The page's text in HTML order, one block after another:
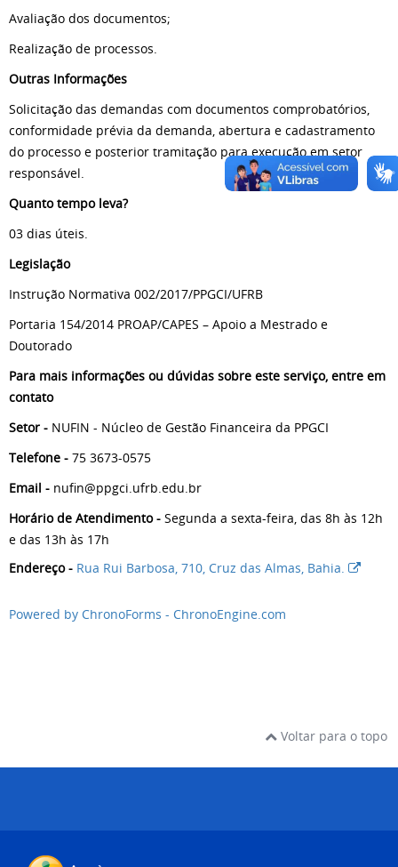
Avaliação dos documentos;
Realização de processos.
Outras Informações
Solicitação das demandas com documentos comprobatórios,
conformidade prévia da demanda, abertura e cadastramento
do processo e posterior tramitação para execução em setor
responsável.
Quanto tempo leva?
03 dias úteis.
Legislação
Instrução Normativa 002/2017/PPGCI/UFRB
Portaria 154/2014 PROAP/CAPES – Apoio a Mestrado e
Doutorado
Para mais informações ou dúvidas sobre este serviço, entre em
contato
Setor - NUFIN - Núcleo de Gestão Financeira da PPGCI
Telefone - 75 3673-0575
Email - nufin@ppgci.ufrb.edu.br
Horário de Atendimento - Segunda a sexta-feira, das 8h às 12h
e das 13h às 17h
Endereço - Rua Rui Barbosa, 710, Cruz das Almas, Bahia.
Powered by ChronoForms - ChronoEngine.com
Voltar para o topo